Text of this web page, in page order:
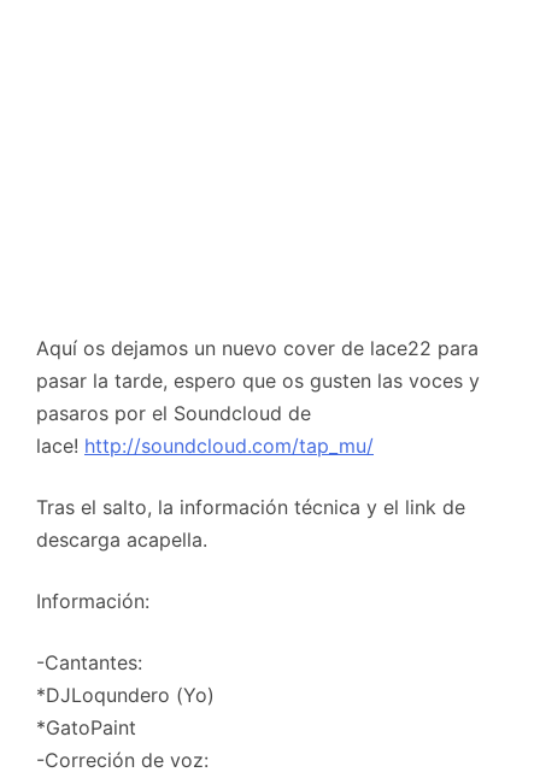
Aquí os dejamos un nuevo cover de lace22 para
pasar la tarde, espero que os gusten las voces y
pasaros por el Soundcloud de
lace! http://soundcloud.com/tap_mu/
Tras el salto, la información técnica y el link de
descarga acapella.
Información:
-Cantantes:
*DJLoqundero (Yo)
*GatoPaint
-Correción de voz: